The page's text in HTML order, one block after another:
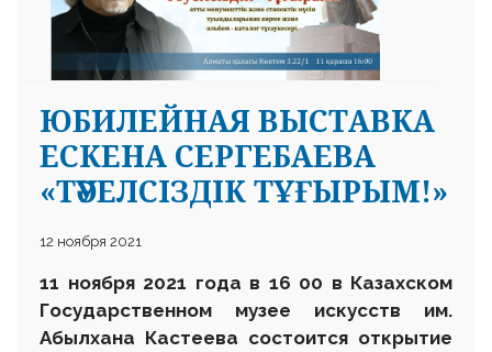
ЮБИЛЕЙНАЯ ВЫСТАВКА
ЕСКЕНА СЕРГЕБАЕВА
«ТӘУЕЛСІЗДІК ТҰҒЫРЫМ!»
12 ноября 2021
11 ноября 2021 года в 16 00 в Казахском
Государственном музее искусств им.
Абылхана Кастеева состоится открытие